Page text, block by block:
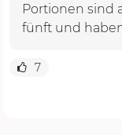
Portionen sind
fünft und
7